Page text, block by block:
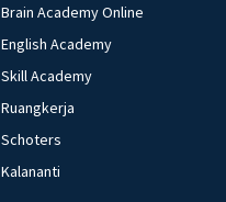
Brain Academy Online
English Academy
Skill Academy
Ruangkerja
Schoters
Kalananti